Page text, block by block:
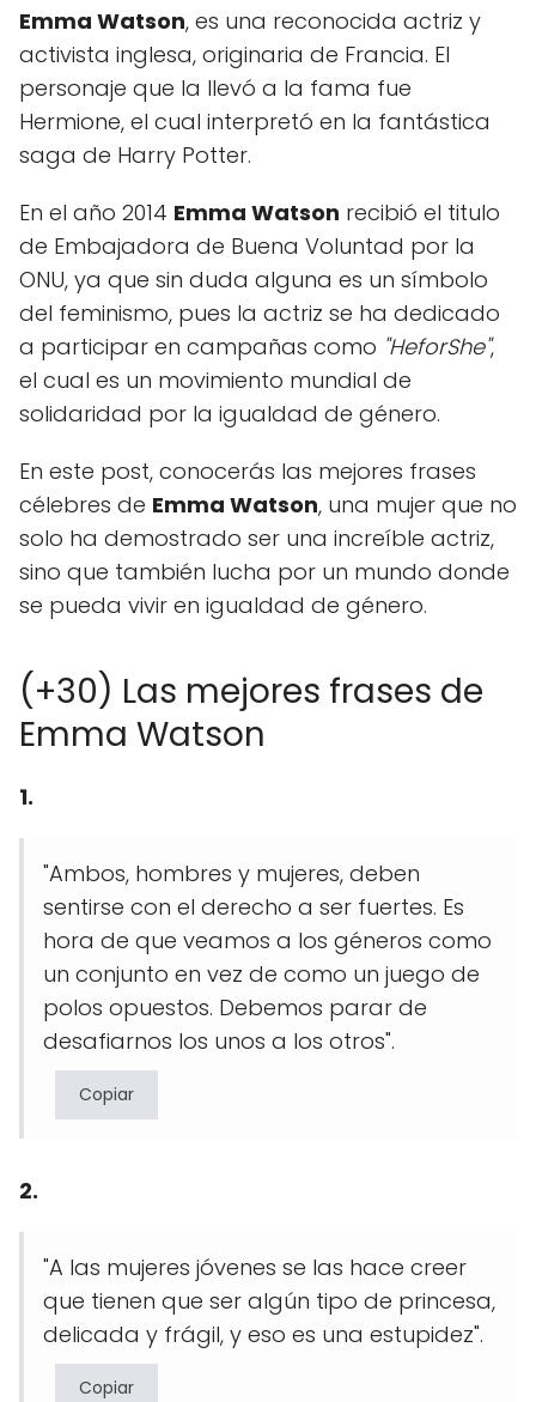
Emma Watson, es una reconocida actriz y
activista inglesa, originaria de Francia. El
personaje que la llevó a la fama fue
Hermione, el cual interpretó en la fantástica
saga de Harry Potter.
En el año 2014 Emma Watson recibió el titulo
de Embajadora de Buena Voluntad por la
ONU, ya que sin duda alguna es un símbolo
del feminismo, pues la actriz se ha dedicado
a participar en campañas como "HeforShe",
el cual es un movimiento mundial de
solidaridad por la igualdad de género.
En este post, conocerás las mejores frases
célebres de Emma Watson, una mujer que no
solo ha demostrado ser una increíble actriz,
sino que también lucha por un mundo donde
se pueda vivir en igualdad de género.
(+30) Las mejores frases de
Emma Watson
1.
"Ambos, hombres y mujeres, deben
sentirse con el derecho a ser fuertes. Es
hora de que veamos a los géneros como
un conjunto en vez de como un juego de
polos opuestos. Debemos parar de
desafiarnos los unos a los otros".
Copiar
2.
"A las mujeres jóvenes se las hace creer
que tienen que ser algún tipo de princesa,
delicada y frágil, y eso es una estupidez".
Copiar